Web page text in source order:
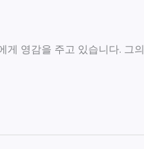
게 영감을 주고 있습니다. 그의